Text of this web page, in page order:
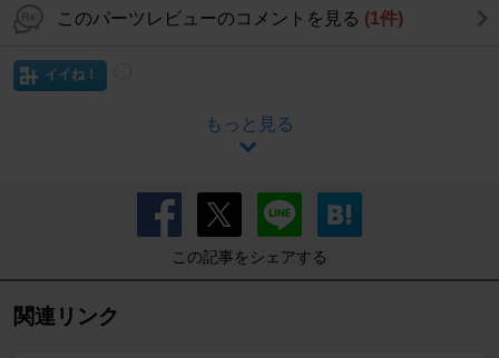
このパーツレビューのコメントを見る (1件)
イイね！
もっと見る
この記事をシェアする
関連リンク